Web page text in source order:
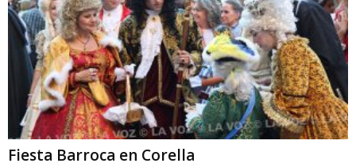
Fiesta Barroca en Corella